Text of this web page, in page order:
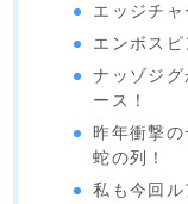
エッジチ
エンボス
ナッゾジ
ース！
昨年衝撃
蛇の列！
私も今回